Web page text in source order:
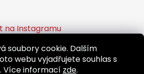
soubory cookie. Dalším
webu vyjadřujete souhlas s
Více informací zde.
na Instagramu